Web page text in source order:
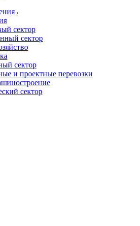
сектор
сектор
сектор
и проектные перевозки
сектор